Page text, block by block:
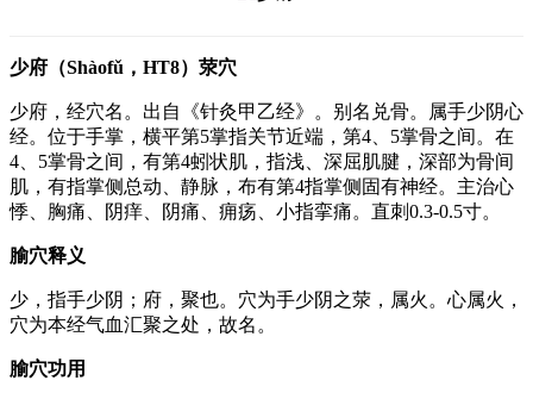
少府（Shàofǔ，HT8）荥穴
少府，经穴名。出自《针灸甲乙经》。别名兑骨。属手少阴心
经。位于手掌，横平第5掌指关节近端，第4、5掌骨之间。在
4、5掌骨之间，有第4蚓状肌，指浅、深屈肌腱，深部为骨间
肌，有指掌侧总动、静脉，布有第4指掌侧固有神经。主治心
悸、胸痛、阴痒、阴痛、痈疡、小指挛痛。直刺0.3-0.5寸。
腧穴释义
少，指手少阴；府，聚也。穴为手少阴之荥，属火。心属火，
穴为本经气血汇聚之处，故名。
腧穴功用